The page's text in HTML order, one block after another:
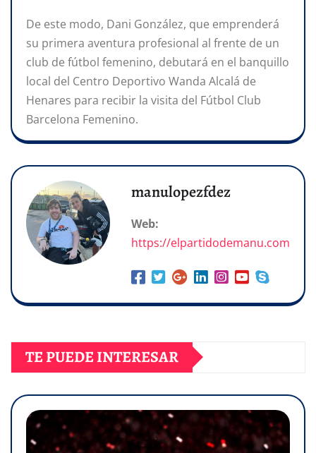
De este modo, Dani González, que emprenderá
su primera aventura profesional al frente de un
club de fútbol femenino, debutará en el banquillo
local del Centro Deportivo Wanda Alcalá de
Henares para recibir la visita del Fútbol Club
Barcelona Femenino.
manulopezfdez
Web:
https://elpartidodemanu.com
TE PUEDE INTERESAR